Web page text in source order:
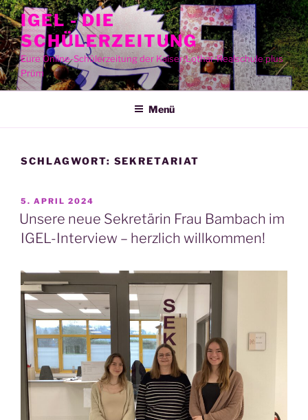
Zum
Inhalt
springen
IGEL - DIE
SCHÜLERZEITUNG
Eure Online-Schülerzeitung der Kaiser-Lothar-Realschule plus
Prüm
Menü
SCHLAGWORT: SEKRETARIAT
VERÖFFENTLICHT
AM
5. APRIL 2024
Unsere neue Sekretärin Frau Bambach im
IGEL-Interview – herzlich willkommen!